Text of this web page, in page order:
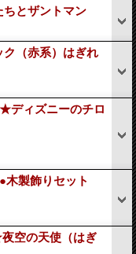
とザントマン
（赤系）はぎれ
★ディズニーのチロ
木製飾りセット
空の天使（はぎ